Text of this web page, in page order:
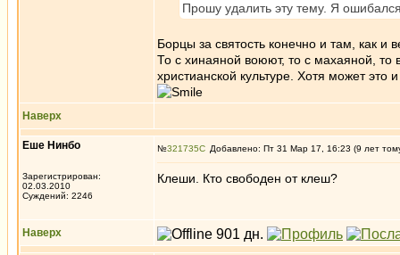
Прошу удалить эту тему. Я
Борцы за святость конечно и там, как
То с хинаяной воюют, то с махаяной, то
христианской культуре. Хотя может это
Наверх
Еше Нинбо
Зарегистрирован:
02.03.2010
Суждений: 2246
№321735 Добавлено: Пт 31 Мар 17, 16:23 (9 лет
Клеши. Кто свободен от клеш?
Наверх